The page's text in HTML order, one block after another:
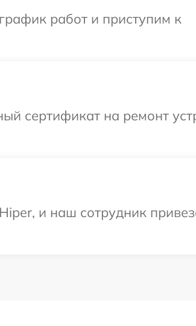
работ и приступим к
сертификат на ремонт
и наш сотрудник